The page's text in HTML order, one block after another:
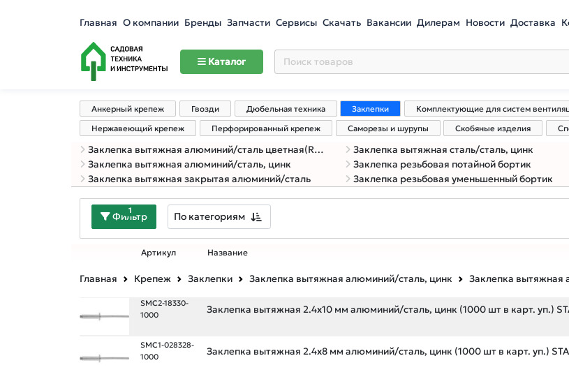
Главная О компании Бренды Запчасти Сервисы Скачать Вакансии Дилерам Новости Доставка
Каталог
Анкерный крепеж Гвозди Дюбельная техника Заклепки Комплектующие для систем
Нержавеющий крепеж
Перфорированный крепеж Саморезы и шурупы Скобяные изделия
Заклепка вытяжная алюминий/сталь цветная(RAL)
Заклепка вытяжная алюминий/сталь, цинк
Заклепка вытяжная закрытая алюминий/сталь
Заклепка вытяжная сталь/сталь, цинк
Заклепка резьбовая потайной бортик
Заклепка резьбовая уменьшенный бортик
Фильтр
1 По категориям
Артикул Название
Главная Крепеж Заклепки Заклепка вытяжная алюминий/сталь, цинк Заклепка вытяжная
SMC2-18330-
1000
Заклепка вытяжная 2.4х10 мм алюминий/сталь, цинк (1000 шт в карт. уп.)
SMC1-028328-
1000
Заклепка вытяжная 2.4х8 мм алюминий/сталь, цинк (1000 шт в карт. уп.)